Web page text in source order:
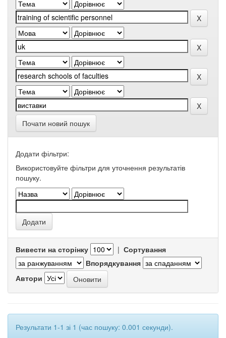
Почати новий пошук
Додати фільтри:
Використовуйте фільтри для уточнення результатів
пошуку.
Вивести на сторінку | Сортування
Впорядкування
Автори
Результати 1-1 зі 1 (час пошуку: 0.001 секунди).